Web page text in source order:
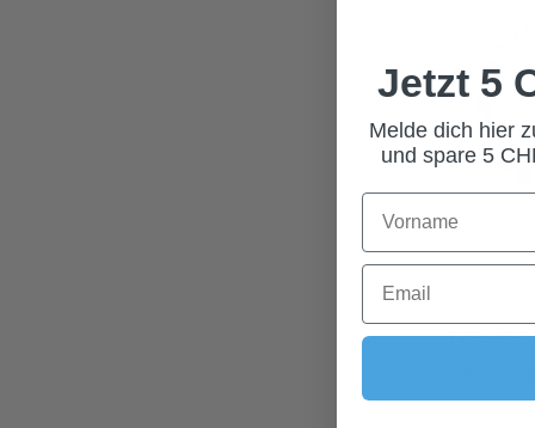
59,00
Jetzt 5
Melde dich hier
und spare 5